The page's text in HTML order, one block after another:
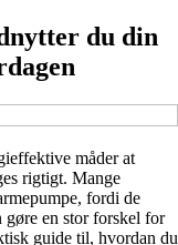
du din
måder at
rigtigt. Mange
fordi de
gøre en stor forskel for
guide til, hvordan du